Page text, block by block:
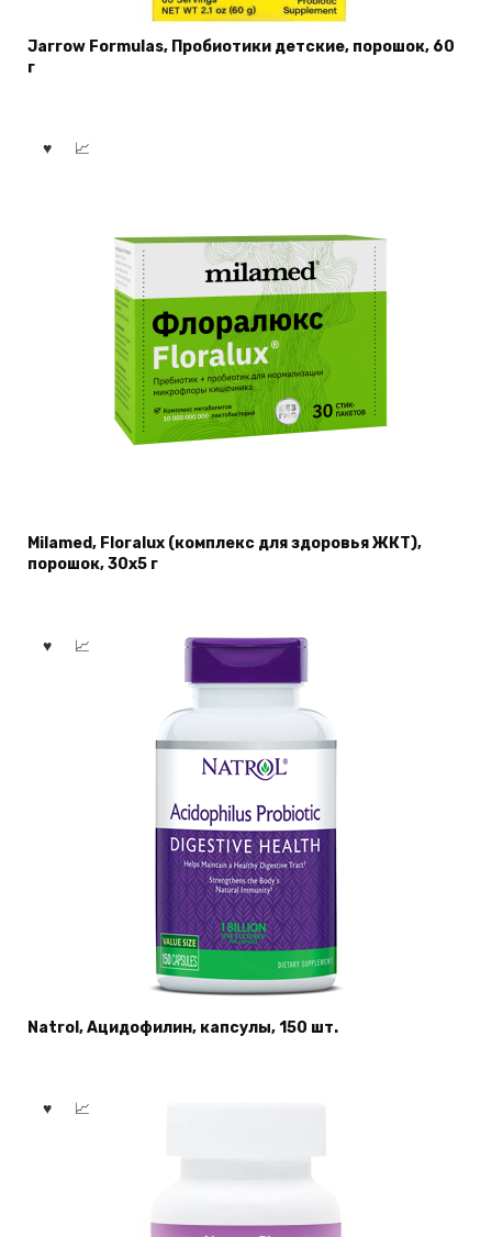
Jarrow Formulas, Пробиотики детские, порошок, 60
г
Milamed, Floralux (комплекс для здоровья ЖКТ),
порошок, 30х5 г
Natrol, Ацидофилин, капсулы, 150 шт.